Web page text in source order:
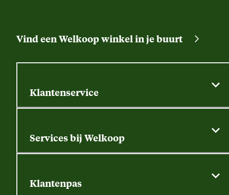
Vind een Welkoop winkel in je buurt
Klantenservice
Contactformulier
Retouren, service en garantie
Services bij Welkoop
Dierspecialist
Klantenpas